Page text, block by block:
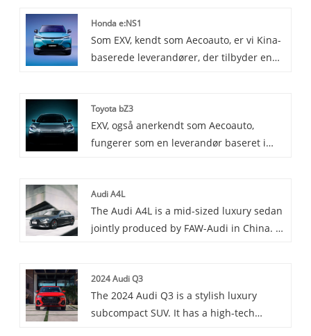
en minivan, der primært sælges på det
japanske hjemmemarked. Det er kendt
for sit rummelige og komfortable interiør,
Honda e:NS1
Som EXV, kendt som Aecoauto, er vi Kina-
baserede leverandører, der tilbyder en
en kompakt elbil udviklet af Honda til det
kinesiske marked. Den er designet til at
være økonomisk overkommelig og
Toyota bZ3
EXV, også anerkendt som Aecoauto,
fungerer som en leverandør baseret i
bZ3. Toyota bZ3 er Toyotas nyeste
elektriske model, nul emissioner, lang
rækkevidde og avanceret teknologi.
Audi A4L
The Audi A4L is a mid-sized luxury sedan
jointly produced by FAW-Audi in China. It
its extended wheelbase. Equipped with a
2.0T engine and 7-speed dual-clutch
transmission, it offers good power and
2024 Audi Q3
The 2024 Audi Q3 is a stylish luxury
subcompact SUV. It has a high-tech